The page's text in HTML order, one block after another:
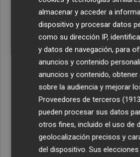
El programa 'Santomera Florece'
inserción laboral de diez personas
Recibe toda la
Plaza Podcast en
Quiero
almacenar y acceder a
dispositivo y procesar datos
como su dirección IP,
y datos de navegación, para
anuncios y contenido
anuncios y contenido,
sobre la audiencia y mejorar
Proveedores de terceros
pueden procesar sus datos
otros fines, incluido el uso de
geolocalización precisos y
del dispositivo. Sus